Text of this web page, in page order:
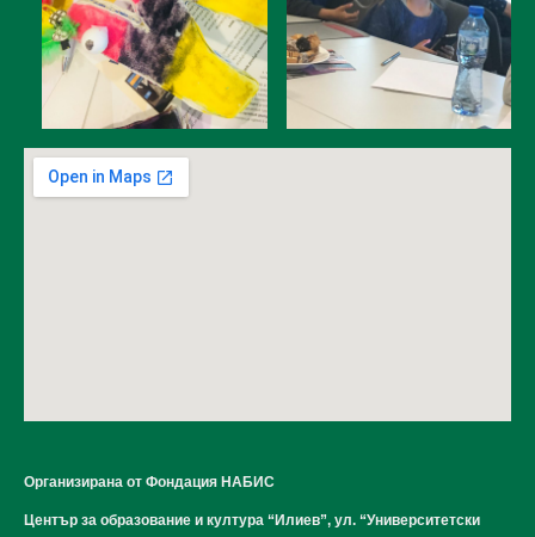
Организирана от Фондация НАБИС
Център за образование и култура “Илиев”, ул. “Университетски